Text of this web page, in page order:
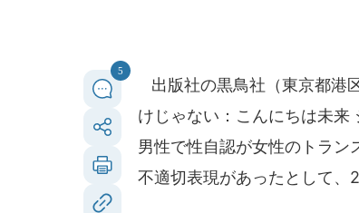
5
出版社の黒鳥社（東京都港
けじゃない：こんにちは未来
男性で性自認が女性のトラン
不適切表現があったとして、